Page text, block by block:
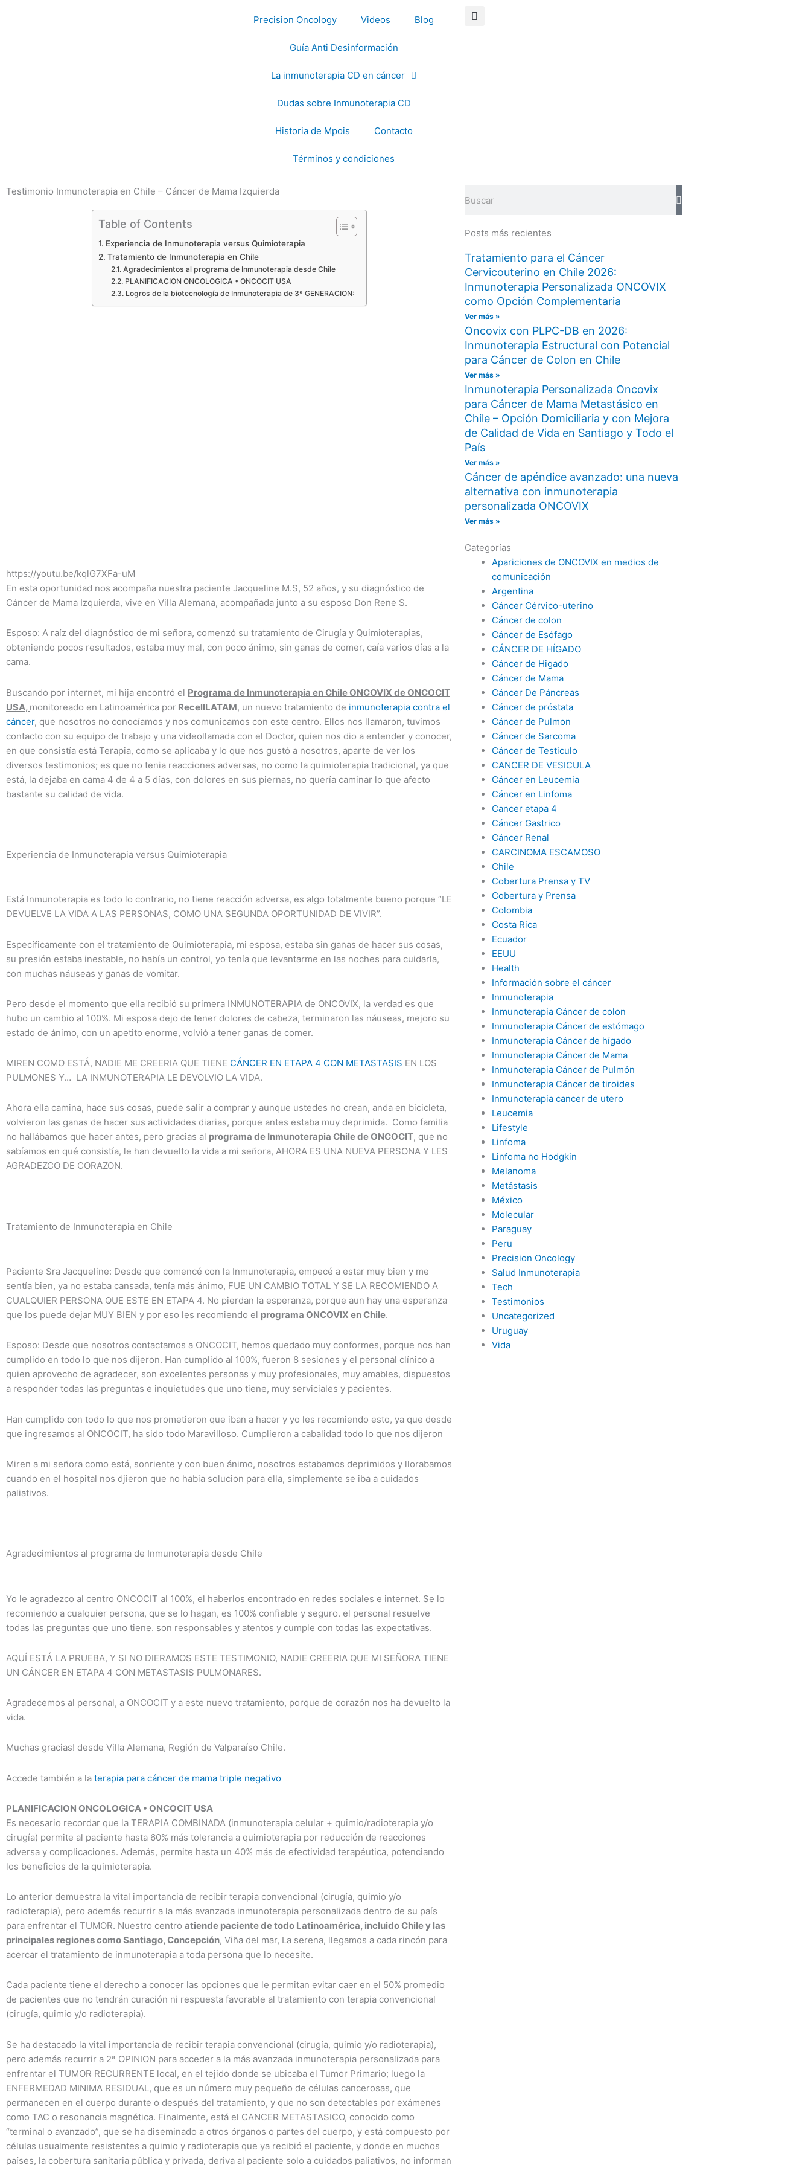
Precision Oncology Videos Blog
Guía Anti Desinformación
La inmunoterapia CD en cáncer
Dudas sobre Inmunoterapia CD
Historia de Mpois Contacto
Términos y condiciones
Testimonio Inmunoterapia en Chile – Cáncer de Mama Izquierda
Table of Contents
Experiencia de Inmunoterapia versus Quimioterapia
Tratamiento de Inmunoterapia en Chile
Agradecimientos al programa de Inmunoterapia desde Chile
PLANIFICACION ONCOLOGICA • ONCOCIT USA
Logros de la biotecnología de Inmunoterapia de 3ª GENERACION:
https://youtu.be/kqlG7XFa-uM
En esta oportunidad nos acompaña nuestra paciente Jacqueline M.S, 52 años, y su diagnóstico de
Cáncer de Mama Izquierda, vive en Villa Alemana, acompañada junto a su esposo Don Rene S.
Esposo: A raíz del diagnóstico de mi señora, comenzó su tratamiento de Cirugía y Quimioterapias,
obteniendo pocos resultados, estaba muy mal, con poco ánimo, sin ganas de comer, caía varios días a la
cama.
Buscando por internet, mi hija encontró el Programa de Inmunoterapia en Chile ONCOVIX de ONCOCIT
USA, monitoreado en Latinoamérica por RecellLATAM, un nuevo tratamiento de inmunoterapia contra el
cáncer, que nosotros no conocíamos y nos comunicamos con este centro. Ellos nos llamaron, tuvimos
contacto con su equipo de trabajo y una videollamada con el Doctor, quien nos dio a entender y conocer,
en que consistía está Terapia, como se aplicaba y lo que nos gustó a nosotros, aparte de ver los
diversos testimonios; es que no tenia reacciones adversas, no como la quimioterapia tradicional, ya que
está, la dejaba en cama 4 de 4 a 5 días, con dolores en sus piernas, no quería caminar lo que afecto
bastante su calidad de vida.
Experiencia de Inmunoterapia versus Quimioterapia
Está Inmunoterapia es todo lo contrario, no tiene reacción adversa, es algo totalmente bueno porque “LE
DEVUELVE LA VIDA A LAS PERSONAS, COMO UNA SEGUNDA OPORTUNIDAD DE VIVIR”.
Específicamente con el tratamiento de Quimioterapia, mi esposa, estaba sin ganas de hacer sus cosas,
su presión estaba inestable, no había un control, yo tenía que levantarme en las noches para cuidarla,
con muchas náuseas y ganas de vomitar.
Pero desde el momento que ella recibió su primera INMUNOTERAPIA de ONCOVIX, la verdad es que
hubo un cambio al 100%. Mi esposa dejo de tener dolores de cabeza, terminaron las náuseas, mejoro su
estado de ánimo, con un apetito enorme, volvió a tener ganas de comer.
MIREN COMO ESTÁ, NADIE ME CREERIA QUE TIENE CÁNCER EN ETAPA 4 CON METASTASIS EN LOS
PULMONES Y… LA INMUNOTERAPIA LE DEVOLVIO LA VIDA.
Ahora ella camina, hace sus cosas, puede salir a comprar y aunque ustedes no crean, anda en bicicleta,
volvieron las ganas de hacer sus actividades diarias, porque antes estaba muy deprimida. Como familia
no hallábamos que hacer antes, pero gracias al programa de Inmunoterapia Chile de ONCOCIT, que no
sabíamos en qué consistía, le han devuelto la vida a mi señora, AHORA ES UNA NUEVA PERSONA Y LES
AGRADEZCO DE CORAZON.
Tratamiento de Inmunoterapia en Chile
Paciente Sra Jacqueline: Desde que comencé con la Inmunoterapia, empecé a estar muy bien y me
sentía bien, ya no estaba cansada, tenía más ánimo, FUE UN CAMBIO TOTAL Y SE LA RECOMIENDO A
CUALQUIER PERSONA QUE ESTE EN ETAPA 4. No pierdan la esperanza, porque aun hay una esperanza
que los puede dejar MUY BIEN y por eso les recomiendo el programa ONCOVIX en Chile.
Esposo: Desde que nosotros contactamos a ONCOCIT, hemos quedado muy conformes, porque nos han
cumplido en todo lo que nos dijeron. Han cumplido al 100%, fueron 8 sesiones y el personal clínico a
quien aprovecho de agradecer, son excelentes personas y muy profesionales, muy amables, dispuestos
a responder todas las preguntas e inquietudes que uno tiene, muy serviciales y pacientes.
Han cumplido con todo lo que nos prometieron que iban a hacer y yo les recomiendo esto, ya que desde
que ingresamos al ONCOCIT, ha sido todo Maravilloso. Cumplieron a cabalidad todo lo que nos dijeron
Miren a mi señora como está, sonriente y con buen ánimo, nosotros estabamos deprimidos y llorabamos
cuando en el hospital nos djieron que no habia solucion para ella, simplemente se iba a cuidados
paliativos.
Agradecimientos al programa de Inmunoterapia desde Chile
Yo le agradezco al centro ONCOCIT al 100%, el haberlos encontrado en redes sociales e internet. Se lo
recomiendo a cualquier persona, que se lo hagan, es 100% confiable y seguro. el personal resuelve
todas las preguntas que uno tiene. son responsables y atentos y cumple con todas las expectativas.
AQUÍ ESTÁ LA PRUEBA, Y SI NO DIERAMOS ESTE TESTIMONIO, NADIE CREERIA QUE MI SEÑORA TIENE
UN CÁNCER EN ETAPA 4 CON METASTASIS PULMONARES.
Agradecemos al personal, a ONCOCIT y a este nuevo tratamiento, porque de corazón nos ha devuelto la
vida.
Muchas gracias! desde Villa Alemana, Región de Valparaíso Chile.
Accede también a la terapia para cáncer de mama triple negativo
PLANIFICACION ONCOLOGICA • ONCOCIT USA
Es necesario recordar que la TERAPIA COMBINADA (inmunoterapia celular + quimio/radioterapia y/o
cirugía) permite al paciente hasta 60% más tolerancia a quimioterapia por reducción de reacciones
adversa y complicaciones. Además, permite hasta un 40% más de efectividad terapéutica, potenciando
los beneficios de la quimioterapia.
Lo anterior demuestra la vital importancia de recibir terapia convencional (cirugía, quimio y/o
radioterapia), pero además recurrir a la más avanzada inmunoterapia personalizada dentro de su país
para enfrentar el TUMOR. Nuestro centro atiende paciente de todo Latinoamérica, incluido Chile y las
principales regiones como Santiago, Concepción, Viña del mar, La serena, llegamos a cada rincón para
acercar el tratamiento de inmunoterapia a toda persona que lo necesite.
Cada paciente tiene el derecho a conocer las opciones que le permitan evitar caer en el 50% promedio
de pacientes que no tendrán curación ni respuesta favorable al tratamiento con terapia convencional
(cirugía, quimio y/o radioterapia).
Se ha destacado la vital importancia de recibir terapia convencional (cirugía, quimio y/o radioterapia),
pero además recurrir a 2ª OPINION para acceder a la más avanzada inmunoterapia personalizada para
enfrentar el TUMOR RECURRENTE local, en el tejido donde se ubicaba el Tumor Primario; luego la
ENFERMEDAD MINIMA RESIDUAL, que es un número muy pequeño de células cancerosas, que
permanecen en el cuerpo durante o después del tratamiento, y que no son detectables por exámenes
como TAC o resonancia magnética. Finalmente, está el CANCER METASTASICO, conocido como
“terminal o avanzado”, que se ha diseminado a otros órganos o partes del cuerpo, y está compuesto por
células usualmente resistentes a quimio y radioterapia que ya recibió el paciente, y donde en muchos
países, la cobertura sanitaria pública y privada, deriva al paciente solo a cuidados paliativos, no informan
Posts más recientes
Tratamiento para el Cáncer
Cervicouterino en Chile 2026:
Inmunoterapia Personalizada ONCOVIX
como Opción Complementaria
Ver más »
Oncovix con PLPC-DB en 2026:
Inmunoterapia Estructural con Potencial
para Cáncer de Colon en Chile
Ver más »
Inmunoterapia Personalizada Oncovix
para Cáncer de Mama Metastásico en
Chile – Opción Domiciliaria y con Mejora
de Calidad de Vida en Santiago y Todo el
País
Ver más »
Cáncer de apéndice avanzado: una nueva
alternativa con inmunoterapia
personalizada ONCOVIX
Ver más »
Categorías
Apariciones de ONCOVIX en medios de
comunicación
Argentina
Cáncer Cérvico-uterino
Cáncer de colon
Cáncer de Esófago
CÁNCER DE HÍGADO
Cáncer de Higado
Cáncer de Mama
Cáncer De Páncreas
Cáncer de próstata
Cáncer de Pulmon
Cáncer de Sarcoma
Cáncer de Testiculo
CANCER DE VESICULA
Cáncer en Leucemia
Cáncer en Linfoma
Cancer etapa 4
Cáncer Gastrico
Cáncer Renal
CARCINOMA ESCAMOSO
Chile
Cobertura Prensa y TV
Cobertura y Prensa
Colombia
Costa Rica
Ecuador
EEUU
Health
Información sobre el cáncer
Inmunoterapia
Inmunoterapia Cáncer de colon
Inmunoterapia Cáncer de estómago
Inmunoterapia Cáncer de hígado
Inmunoterapia Cáncer de Mama
Inmunoterapia Cáncer de Pulmón
Inmunoterapia Cáncer de tiroides
Inmunoterapia cancer de utero
Leucemia
Lifestyle
Linfoma
Linfoma no Hodgkin
Melanoma
Metástasis
México
Molecular
Paraguay
Peru
Precision Oncology
Salud Inmunoterapia
Tech
Testimonios
Uncategorized
Uruguay
Vida